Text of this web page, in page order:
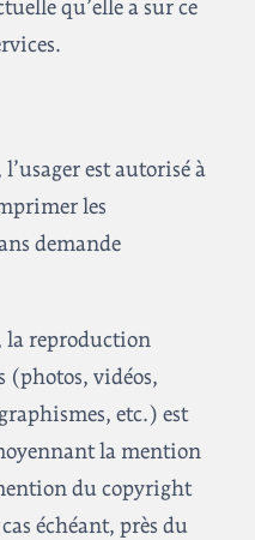
qu’elle a sur ce
est autorisé à
les
demande
la reproduction
(photos, vidéos,
etc.) est
la mention
du copyright
échéant, près du